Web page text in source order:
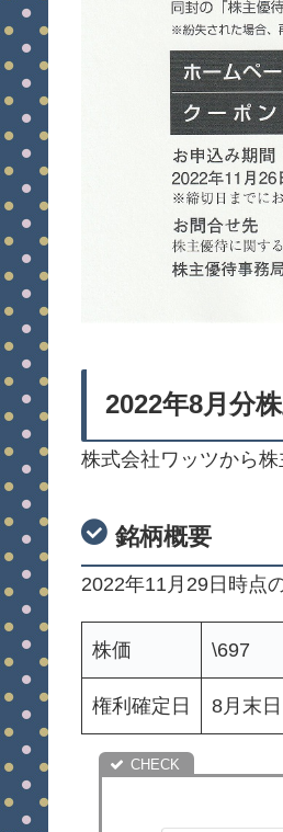
2022年8月分
株式会社ワッツから
銘柄概要
2022年11月29日時点
株価 \697
権利確定日 8月末日